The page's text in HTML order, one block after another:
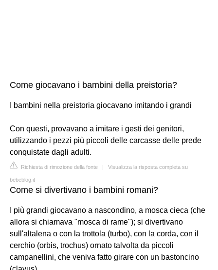
Come giocavano i bambini della preistoria?
I bambini nella preistoria giocavano imitando i grandi
Con questi, provavano a imitare i gesti dei genitori,
utilizzando i pezzi più piccoli delle carcasse delle prede
conquistate dagli adulti.
Richiesta di rimozione della fonte | Visualizza la risposta completa su
bebeblog.it
Come si divertivano i bambini romani?
I più grandi giocavano a nascondino, a mosca cieca (che
allora si chiamava "mosca di rame"); si divertivano
sull'altalena o con la trottola (turbo), con la corda, con il
cerchio (orbis, trochus) ornato talvolta da piccoli
campanellini, che veniva fatto girare con un bastoncino